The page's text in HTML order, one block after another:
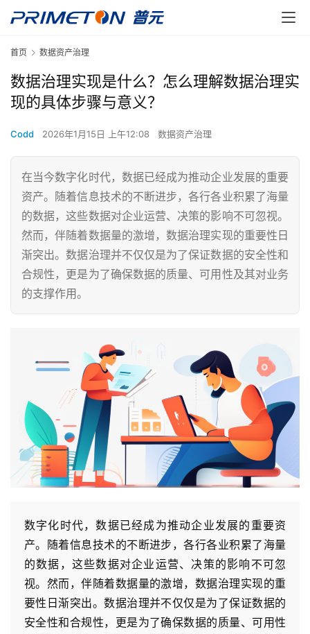
首页 数据资产治理
数据治理实现是什么？怎么理解数据治理实
现的具体步骤与意义？
Codd 2026年1月15日 上午12:08 数据资产治理
在当今数字化时代，数据已经成为推动企业发展的重要
资产。随着信息技术的不断进步，各行各业积累了海量
的数据，这些数据对企业运营、决策的影响不可忽视。
然而，伴随着数据量的激增，数据治理实现的重要性日
渐突出。数据治理并不仅仅是为了保证数据的安全性和
合规性，更是为了确保数据的质量、可用性及其对业务
的支撑作用。
数字化时代，数据已经成为推动企业发展的重要资
产。随着信息技术的不断进步，各行各业积累了海量
的数据，这些数据对企业运营、决策的影响不可忽
视。然而，伴随着数据量的激增，数据治理实现的重
要性日渐突出。数据治理并不仅仅是为了保证数据的
安全性和合规性，更是为了确保数据的质量、可用性